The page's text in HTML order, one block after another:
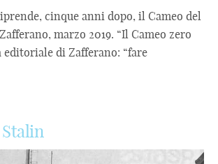
cinque anni dopo, il Cameo del
marzo 2019. “Il Cameo zero
di Zafferano: “fare